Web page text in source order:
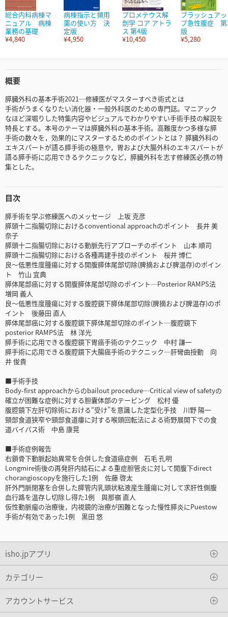
総合内科病棟マ
ニュアル 病棟
業務の基礎
¥4,840
病棟指示と頻用
薬の使い方 決
定版
¥4,950
プロメテウス解
剖学 コア アトラ
ス 第4版
¥10,450
ブラッシュアッ
プ急性腹症
版
¥5,280
概要
膵臓外科の基本手術2021─修練医がマスターすべき術式とは
手術がうまくなりたい消化器・一般外科医のための専門誌。マニアック
なほど深堀りした特集内容やビジュアルでわかりやすい手術手技の解説を
特長とする。本号のテーマは膵臓外科の基本手術。高難度かつ多様な膵
手術の数々を，効果的にマスターするためのポイントとは？ 膵臓外科の
エキスパートが語る膵手術の極意や，胃および大腸外科のエキスパートが
語る膵手術に応用できるテクニックなど，膵臓外科を志す修練医必携の特
集とした。
目次
膵手術を学ぶ修練医へのメッセージ 上坂 克彦
膵頭十二指腸切除におけるconventional approachのポイント 長井 美
奈子
膵頭十二指腸切除における動脈先行アプローチのポイント 山本 順司
膵頭十二指腸切除における各種再建手技のポイント 桜井 博仁
良～低悪性度腫瘍に対する開腹膵体尾部切除(脾摘および脾温存)のポイン
ト 竹山 宜典
膵体尾部癌に対する開腹膵体尾部切除のポイント─Posterior RAMPS法
増岡 義人
良～低悪性度腫瘍に対する腹腔鏡下膵体尾部切除(脾摘および脾温存)のポ
イント 後藤田 直人
膵体尾部癌に対する腹腔鏡下膵体尾部切除のポイント─腹腔鏡下
posterior RAMPS法 林 洋光
膵手術に応用できる腹腔鏡下胃癌手術のテクニック 中村 謙一
膵手術に応用できる腹腔鏡下大腸癌手術のテクニック─肝彎曲授動 向
井 俊貴
■手術手技
Body-first approachからのbailout procedure─Critical view of safetyの
確立が困難な症例に対する胆囊体部のテーピング 松村 優
腹腔鏡下左肝切除術における“受け”を意識した定型化手技 川野 陽一
頸部食道狭窄や頸部食道瘻に対する喉頭回転法による術野展開下での食
道バイパス術 中島 康晃
■手術症例報告
右鎖骨下動脈起始異常を合併した食道癌症例 石毛 孔明
Longmire術後の再発肝内結石による重症胆管炎に対して開腹下direct
chorangioscopyを施行した1例 佐藤 啓太
肝外門脈閉塞を合併した膵管内乳頭状粘液産生腫瘍に対して求肝性側腹
血行路を温存し切除し得た1例 與那嶺 直人
仮性動脈瘤の治療後，内視鏡的治療が困難となった慢性膵炎にPuestow
手術が有効であった1例 黒田 悠
isho.jpアプリ
カテゴリー
アカウントサービス